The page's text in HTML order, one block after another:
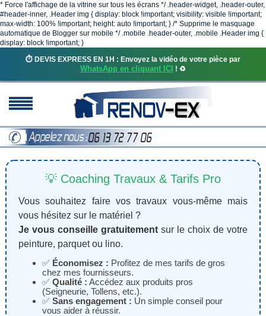
* Force l'affichage de la vitrine sur tous les écrans */ .header-widget, .header-outer,
#header-inner, .Header img { display: block !important; visibility: visible !important;
max-width: 100% !important; height: auto !important; } /* Supprime le masquage
automatique de Blogger sur mobile */ .mobile .header-outer, .mobile .Header img {
display: block !important; }
⏱️ DEVIS EXPRESS EN 1H : Envoyez la vidéo de votre pièce par
WhatsApp en cliquant ICI ! ♻️
💡 Coaching Travaux & Tarifs Pro
Vous souhaitez faire vos travaux vous-même mais
vous hésitez sur le matériel ?
Je vous conseille gratuitementsur le choix de votre
peinture, parquet ou lino.
✅ Économisez : Profitez de mes tarifs de gros
chez mes fournisseurs.
✅ Qualité : Accédez aux produits pros
(Seigneurie, Tollens, etc.).
✅ Sans engagement : Un simple conseil pour
vous aider à réussir.